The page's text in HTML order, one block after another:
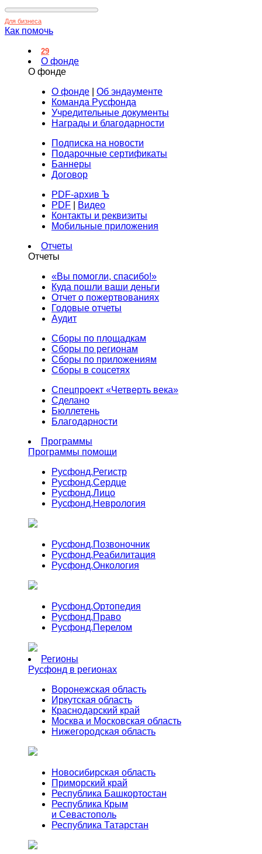
Для бизнеса
Как помочь
29
О фонде
О фонде
О фонде
Об эндаументе
Команда Русфонда
Учредительные документы
Награды и благодарности
Подписка на новости
Подарочные сертификаты
Баннеры
Договор
PDF-архив Ъ
PDF
Видео
Контакты и реквизиты
Мобильные приложения
Отчеты
Отчеты
«Вы помогли, спасибо!»
Куда пошли ваши деньги
Отчет о пожертвованиях
Годовые отчеты
Аудит
Сборы по площадкам
Сборы по регионам
Сборы по приложениям
Сборы в соцсетях
Спецпроект «Четверть века»
Сделано
Бюллетень
Благодарности
Программы
Программы помощи
Русфонд.Регистр
Русфонд.Сердце
Русфонд.Лицо
Русфонд.Неврология
Русфонд.Позвоночник
Русфонд.Реабилитация
Русфонд.Онкология
Русфонд.Ортопедия
Русфонд.Право
Русфонд.Перелом
Регионы
Русфонд в регионах
Воронежская область
Иркутская область
Краснодарский край
Москва и Московская область
Нижегородская область
Новосибирская область
Приморский край
Республика Башкортостан
Республика Крым
и Севастополь
Республика Татарстан